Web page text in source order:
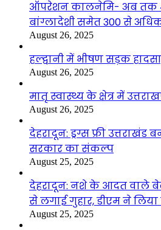
ऑपरेशन कालनेमि- अब तक
बांग्लादेशी समेत 300 से
August 26, 2025
हल्द्वानी में भीषण सड़क
August 26, 2025
मातृ स्वास्थ्य के क्षेत्र में
August 26, 2025
देहरादून: ड्रग्स फ्री
सरकार का संकल्प
August 25, 2025
देहरादून: नशे के आदत वाले
से लगाई गुहार, डीएम ने
August 25, 2025